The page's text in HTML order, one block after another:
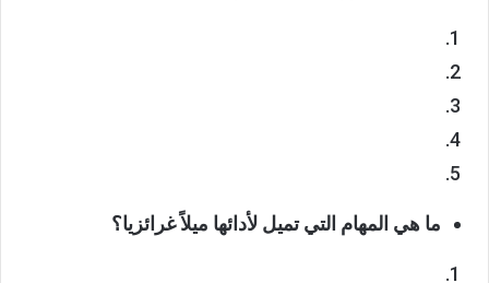
ما هي المهام التي تميل لأدائها ميلاً غرائزيا؟